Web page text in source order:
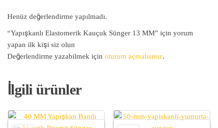
Henüz değerlendirme yapılmadı.
“Yapışkanlı Elastomerik Kauçuk Sünger 13 MM” için yorum
yapan ilk kişi siz olun
Değerlendirme yazabilmek için oturum açmalısınız.
İlgili ürünler